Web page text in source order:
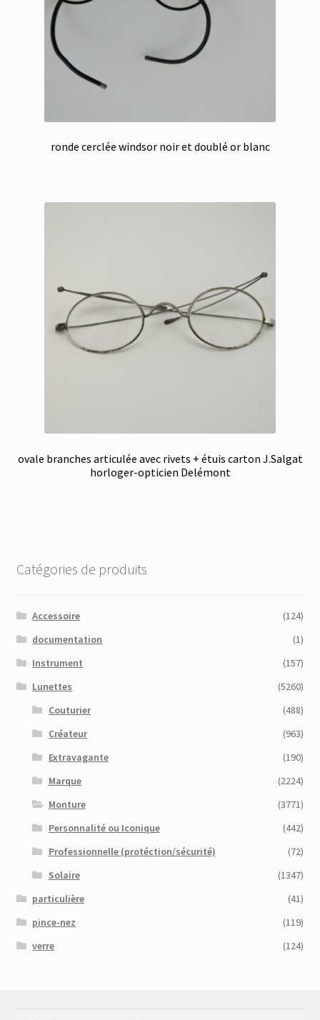
ronde cerclée windsor noir et doublé or blanc
ovale branches articulée avec rivets + étuis carton J.Salgat
horloger-opticien Delémont
Catégories de produits
Accessoire
(124)
documentation
(1)
Instrument
(157)
Lunettes
(5260)
Couturier
(488)
Créateur
(963)
Extravagante
(190)
Marque
(2224)
Monture
(3771)
Personnalité ou Iconique
(442)
Professionnelle (protéction/sécurité)
(72)
Solaire
(1347)
particulière
(41)
pince-nez
(119)
verre
(124)
Recherche
Recherche